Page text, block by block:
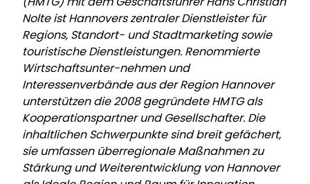
Nolte ist Hannovers zentraler Dienstleister für
Regions, Standort- und Stadtmarketing sowie
touristische Dienstleistungen. Renommierte
Wirtschaftsunter-nehmen und
Interessenverbände aus der Region Hannover
unterstützen die 2008 gegründete HMTG als
Kooperationspartner und Gesellschafter. Die
inhaltlichen Schwerpunkte sind breit gefächert,
sie umfassen überregionale Maßnahmen zu
Stärkung und Weiterentwicklung von Hannover